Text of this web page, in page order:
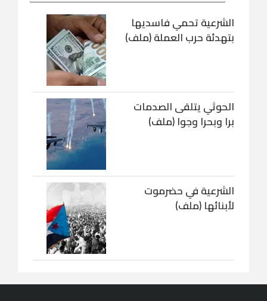
الشرعية تحمي فاسديها
بتهدئة حرب العملة (ملف)
الحوثي يتلقى الصدمات
برا وبحرا وجوا (ملف)
الشرعية في حضرموت
لأبنائها (ملف)